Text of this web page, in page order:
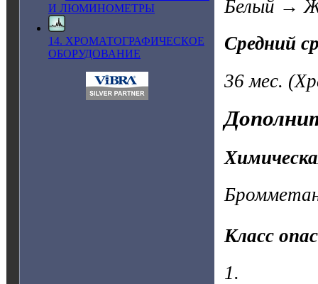
И ЛЮМИНОМЕТРЫ
14. ХРОМАТОГРАФИЧЕСКОЕ
ОБОРУДОВАНИЕ
Белый →
Средний
36 мес.
Класс
1.